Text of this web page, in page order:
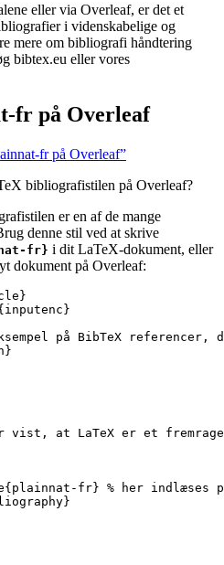
eller via Overleaf, er det et
i videnskabelige og
mere om bibliografi håndtering
bibtex.eu eller vores
fr på Overleaf
fr på Overleaf”
bibliografistilen på Overleaf?
er en af de mange
denne stil ved at skrive
fr} i dit LaTeX-dokument, eller
dokument på Overleaf:
}
inputenc }
på BibTeX
vist, at LaTeX er et
{plainnat-fr} % her indlæses